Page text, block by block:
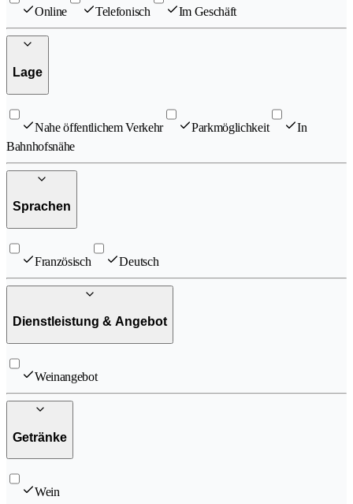
Online Telefonisch Im Geschäft
Lage
Nahe öffentlichem Verkehr Parkmöglichkeit
In
Bahnhofsnähe
Sprachen
Französisch Deutsch
Dienstleistung & Angebot
Weinangebot
Getränke
Wein